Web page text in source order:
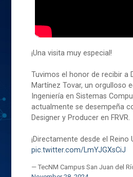
¡Una visita muy especial!
Tuvimos el honor de recibir a
Martínez Tovar, un orgulloso
Ingeniería en Sistemas
actualmente se desempeña
Designer y Producer en FRVR.
¡Directamente desde el
pic.twitter.com/LmYJGXsCiJ
— TecNM Campus San Juan del